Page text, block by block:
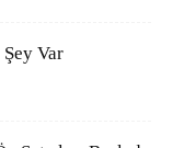
Var